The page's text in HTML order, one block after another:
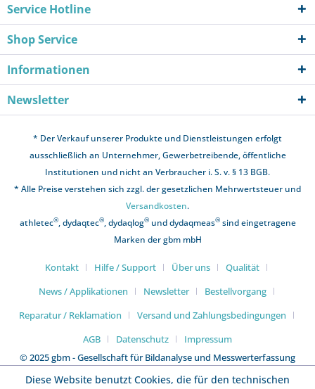
Service Hotline
Shop Service
Informationen
Newsletter
* Der Verkauf unserer Produkte und Dienstleistungen erfolgt
ausschließlich an Unternehmer, Gewerbetreibende, öffentliche
Institutionen und nicht an Verbraucher i. S. v. § 13 BGB.
* Alle Preise verstehen sich zzgl. der gesetzlichen Mehrwertsteuer und
Versandkosten.
athletec®, dydaqtec®, dydaqlog®und dydaqmeas®sind eingetragene
Marken der gbm mbH
Kontakt Hilfe / Support Über uns
Qualität
News / Applikationen
Newsletter
Bestellvorgang
Reparatur / Reklamation
Versand und Zahlungsbedingungen
AGB
Datenschutz
Impressum
© 2025 gbm - Gesellschaft für Bildanalyse und Messwerterfassung
mbH
Diese Website benutzt Cookies, die für den technischen